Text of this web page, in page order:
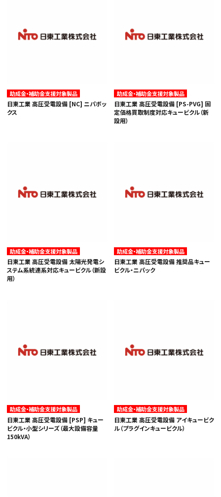
助成金・補助金支援対象製品
日東工業 高圧受電設備 [NC] ニパボッ
クス
助成金・補助金支援対象製品
日東工業 高圧受電設備 [PS-PVG] 固
定価格買取制度対応キュービクル（新
設用）
助成金・補助金支援対象製品
日東工業 高圧受電設備 太陽光発電シ
ステム系統連系対応キュービクル（新設
用）
助成金・補助金支援対象製品
日東工業 高圧受電設備 推奨品キュー
ビクル・ニパック
助成金・補助金支援対象製品
日東工業 高圧受電設備 [PSP] キュー
ビクル・小型シリーズ（最大設備容量
150kVA）
助成金・補助金支援対象製品
日東工業 高圧受電設備 アイキュービク
ル（プラグインキュービクル）